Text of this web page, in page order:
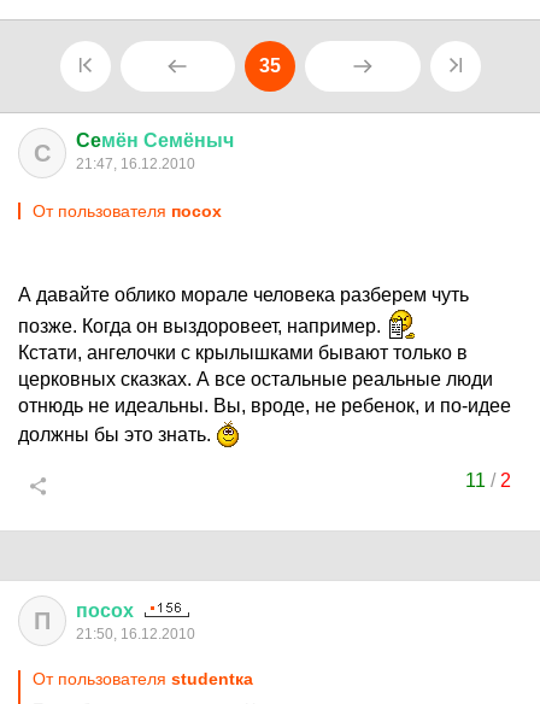
35
C Ceмён Семёныч
21:47, 16.12.2010
От пользователя посох
А давайте облико морале человека разберем чуть
позже. Когда он выздоровеет, например.
Кстати, ангелочки с крылышками бывают только в
церковных сказках. А все остальные реальные люди
отнюдь не идеальны. Вы, вроде, не ребенок, и по-идее
должны бы это знать.
11 / 2
П посох
21:50, 16.12.2010
От пользователя studentка